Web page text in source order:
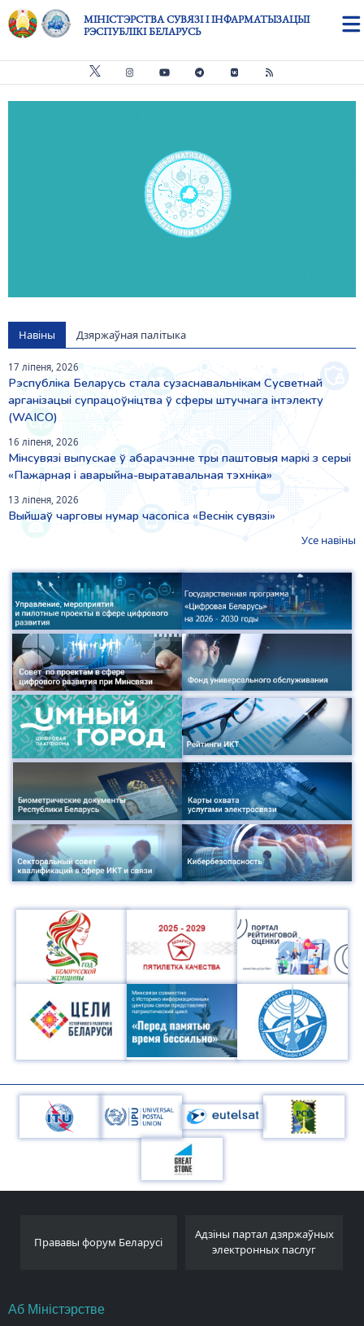
Skip to main content
МІНІСТЭРСТВА СУВЯЗІ І ІНФАРМАТЫЗАЦЫІ
РЭСПУБЛІКІ БЕЛАРУСЬ
Навіны Дзяржаўная палітыка
17 ліпеня, 2026
Рэспубліка Беларусь стала сузаснавальнікам Сусветнай
арганізацыі супрацоўніцтва ў сферы штучнага інтэлекту
(WAICO)
16 ліпеня, 2026
Мінсувязі выпускае ў абарачэнне тры паштовыя маркі з серыі
«Пажарная і аварыйна-выратавальная тэхніка»
13 ліпеня, 2026
Выйшаў чарговы нумар часопіса «Веснiк сувязi»
Усе навіны
форум Беларусі
Адзіны партал дзяржаўных
электронных паслуг
Беларускае
Аб Міністэрстве